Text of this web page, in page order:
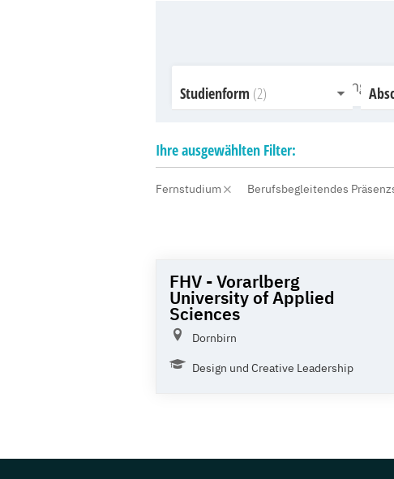
Ihreausgewählten Filter:
Fernstudium Berufsbegleitendes
Studienform
FHV - Vorarlberg
University of Applied
Sciences
Dornbirn
Design und Creative Leadership